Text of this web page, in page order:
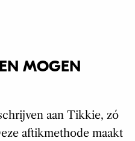
MOGEN
aan Tikkie, zó
aftikmethode maakt